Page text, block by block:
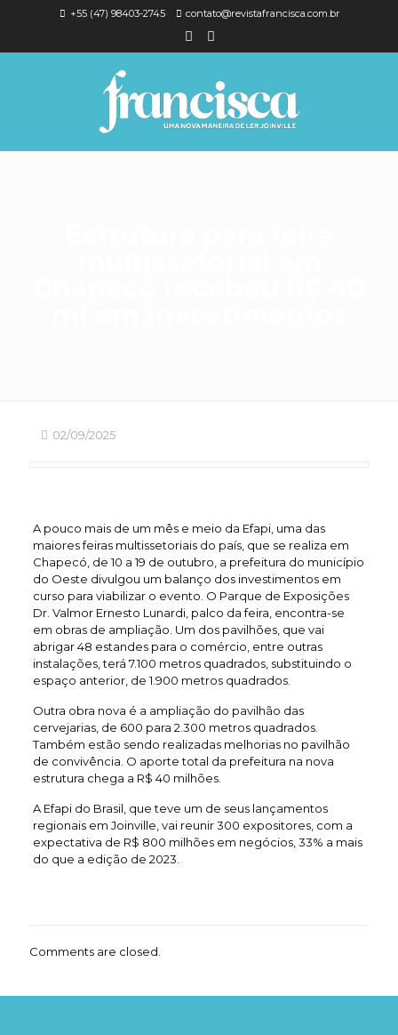
+55 (47) 98403-2745 contato@revistafrancisca.com.br
02/09/2025
A pouco mais de um mês e meio da Efapi, uma das
maiores feiras multissetoriais do país, que se realiza em
Chapecó, de 10 a 19 de outubro, a prefeitura do município
do Oeste divulgou um balanço dos investimentos em
curso para viabilizar o evento. O Parque de Exposições
Dr. Valmor Ernesto Lunardi, palco da feira, encontra-se
em obras de ampliação. Um dos pavilhões, que vai
abrigar 48 estandes para o comércio, entre outras
instalações, terá 7.100 metros quadrados, substituindo o
espaço anterior, de 1.900 metros quadrados.
Outra obra nova é a ampliação do pavilhão das
cervejarias, de 600 para 2.300 metros quadrados.
Também estão sendo realizadas melhorias no pavilhão
de convivência. O aporte total da prefeitura na nova
estrutura chega a R$ 40 milhões.
A Efapi do Brasil, que teve um de seus lançamentos
regionais em Joinville, vai reunir 300 expositores, com a
expectativa de R$ 800 milhões em negócios, 33% a mais
do que a edição de 2023.
Comments are closed.